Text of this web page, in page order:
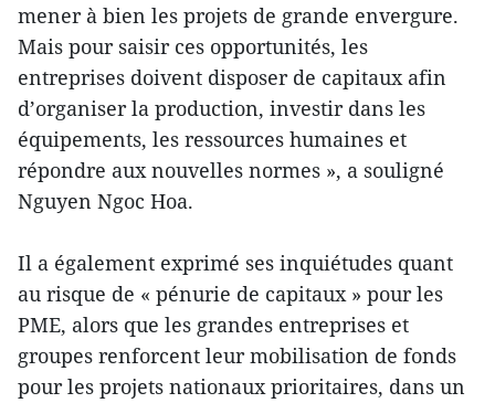
mener à bien les projets de grande envergure.
Mais pour saisir ces opportunités, les
entreprises doivent disposer de capitaux afin
d’organiser la production, investir dans les
équipements, les ressources humaines et
répondre aux nouvelles normes », a souligné
Nguyen Ngoc Hoa.
Il a également exprimé ses inquiétudes quant
au risque de « pénurie de capitaux » pour les
PME, alors que les grandes entreprises et
groupes renforcent leur mobilisation de fonds
pour les projets nationaux prioritaires, dans un